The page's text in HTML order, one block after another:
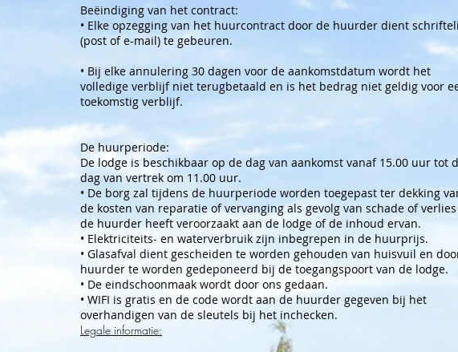
Beëindiging van het contract:
• Elke opzegging van het huurcontract door de huurder dient
(post of e-mail) te gebeuren.
• Bij elke annulering 30 dagen voor de aankomstdatum wordt het
volledige verblijf niet terugbetaald en is het bedrag niet geldig voor
toekomstig verblijf.
De huurperiode:
De lodge is beschikbaar op de dag van aankomst vanaf 15.00 uur tot
dag van vertrek om 11.00 uur.
• De borg zal tijdens de huurperiode worden toegepast ter dekking
de kosten van reparatie of vervanging als gevolg van schade of
de huurder heeft veroorzaakt aan de lodge of de inhoud ervan.
• Elektriciteits- en waterverbruik zijn inbegrepen in de huurprijs.
• Glasafval dient gescheiden te worden gehouden van huisvuil en
huurder te worden gedeponeerd bij de toegangspoort van de lodge.
• De eindschoonmaak wordt door ons gedaan.
• WIFI is gratis en de code wordt aan de huurder gegeven bij het
overhandigen van de sleutels bij het inchecken.
Legale informatie: